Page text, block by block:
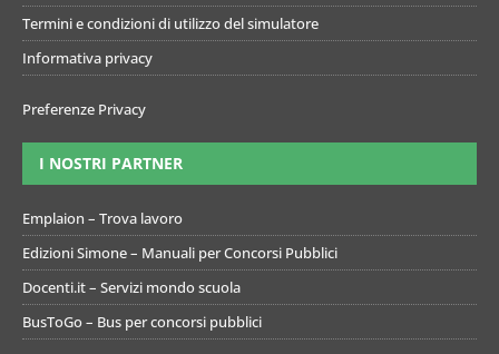
Termini e condizioni di utilizzo del simulatore
Informativa privacy
Preferenze Privacy
I NOSTRI PARTNER
Emplaion – Trova lavoro
Edizioni Simone – Manuali per Concorsi Pubblici
Docenti.it – Servizi mondo scuola
BusToGo – Bus per concorsi pubblici